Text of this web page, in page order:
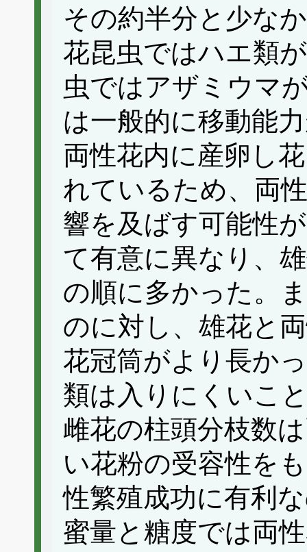
その約半分と少な
花昆虫ではハエ類
虫ではアザミウマ
は一般的に移動能
両性花内に産卵し
れているため、両
響を及ばす可能性
て有意に異なり、
の順に多かった。
のに対し、雄花と
花冠筒がより長か
類は入りにくいこ
雌花の柱頭分枝数
い花粉の受容性を
性繁殖成功に有利
蜜量と糖度では両